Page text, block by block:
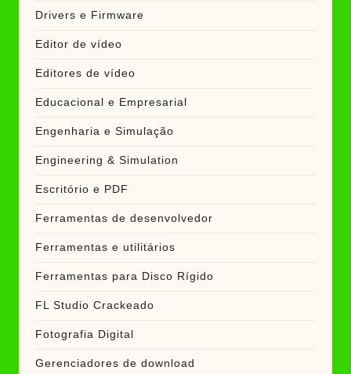
Drivers e Firmware
Editor de vídeo
Editores de vídeo
Educacional e Empresarial
Engenharia e Simulação
Engineering & Simulation
Escritório e PDF
Ferramentas de desenvolvedor
Ferramentas e utilitários
Ferramentas para Disco Rígido
FL Studio Crackeado
Fotografia Digital
Gerenciadores de download